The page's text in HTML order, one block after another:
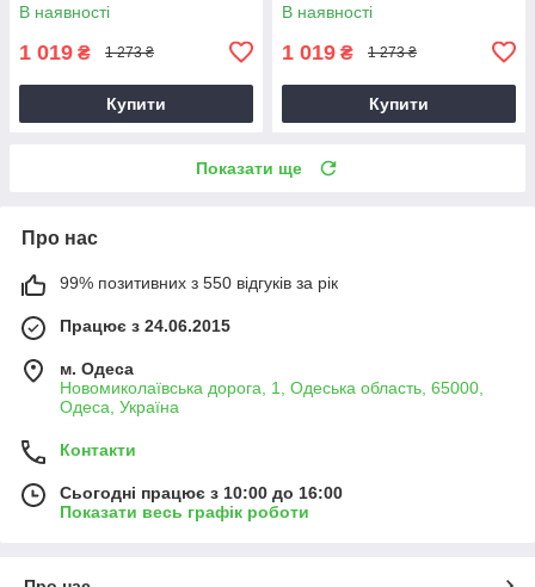
В наявності
1 019 ₴ 1 273 ₴
Купити
В наявності
1 019 ₴ 1 273 ₴
Купити
Показати ще
Про нас
99% позитивних з 550 відгуків за рік
Працює з 24.06.2015
м. Одеса
Новомиколаївська дорога, 1, Одеська область, 65000,
Одеса, Україна
Контакти
Сьогодні працює з 10:00 до 16:00
Показати весь графік роботи